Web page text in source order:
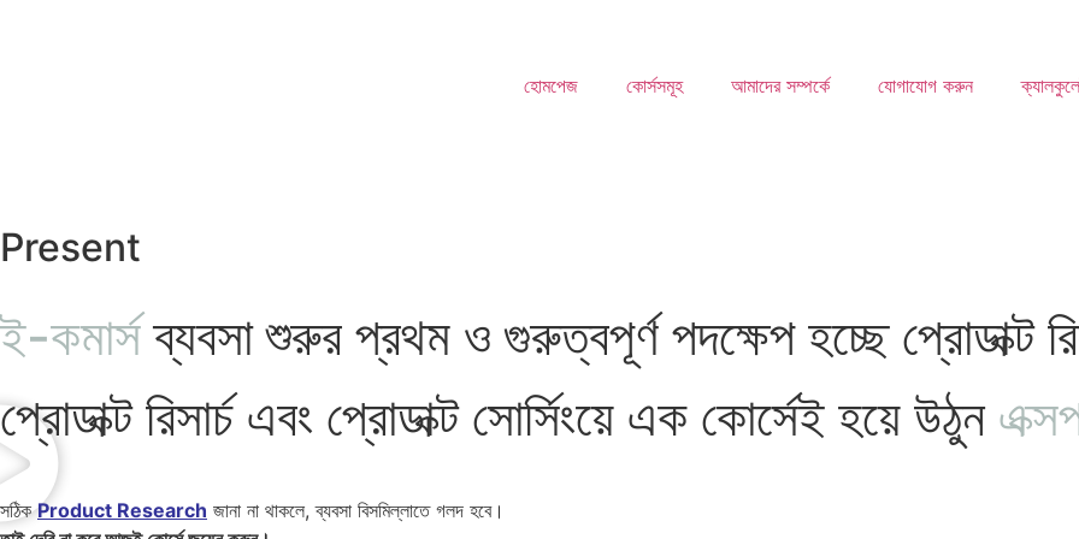
হোমপেজ কোর্সসমূহ আমাদের সম্পর্কে যোগাযোগ করুন
Present
ই-কমার্স ব্যবসা শুরুর প্রথম ও গুরুত্বপূর্ণ পদক্ষেপ হচ্ছে প্রোডাক্ট
প্রোডাক্ট রিসার্চ এবং প্রোডাক্ট সোর্সিংয়ে এক কোর্সেই হয়ে উঠুন
সঠিকProduct Research জানা না থাকলে, ব্যবসা বিসমিল্লাতে গলদ হবে।